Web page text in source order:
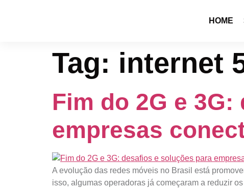
HOME
Tag: internet
Fim do 2G e
empresas
A evolução das redes móveis no Brasil está
isso, algumas operadoras já começaram a reduzir